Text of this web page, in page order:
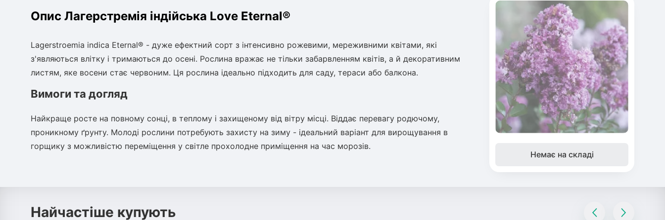
Опис Лагерстремія індійська Love Eternal®
Lagerstroemia indica Eternal® - дуже ефектний сорт з інтенсивно рожевими, мереживними квітами, які
з'являються влітку і тримаються до осені. Рослина вражає не тільки забарвленням квітів, а й декоративним
листям, яке восени стає червоним. Ця рослина ідеально підходить для саду, тераси або балкона.
Вимоги та догляд
Найкраще росте на повному сонці, в теплому і захищеному від вітру місці. Віддає перевагу родючому,
проникному ґрунту. Молоді рослини потребують захисту на зиму - ідеальний варіант для вирощування в
горщику з можливістю переміщення у світле прохолодне приміщення на час морозів.
Немає на складі
Найчастіше купують